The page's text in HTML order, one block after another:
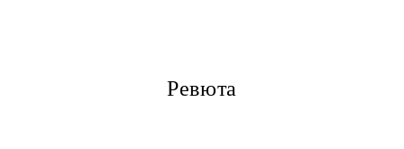
Ревюта